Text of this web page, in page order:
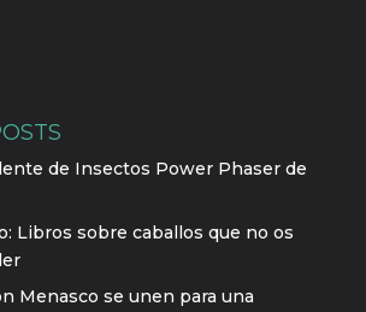
de Insectos Power Phaser de
Libros sobre caballos que no os
Menasco se unen para una